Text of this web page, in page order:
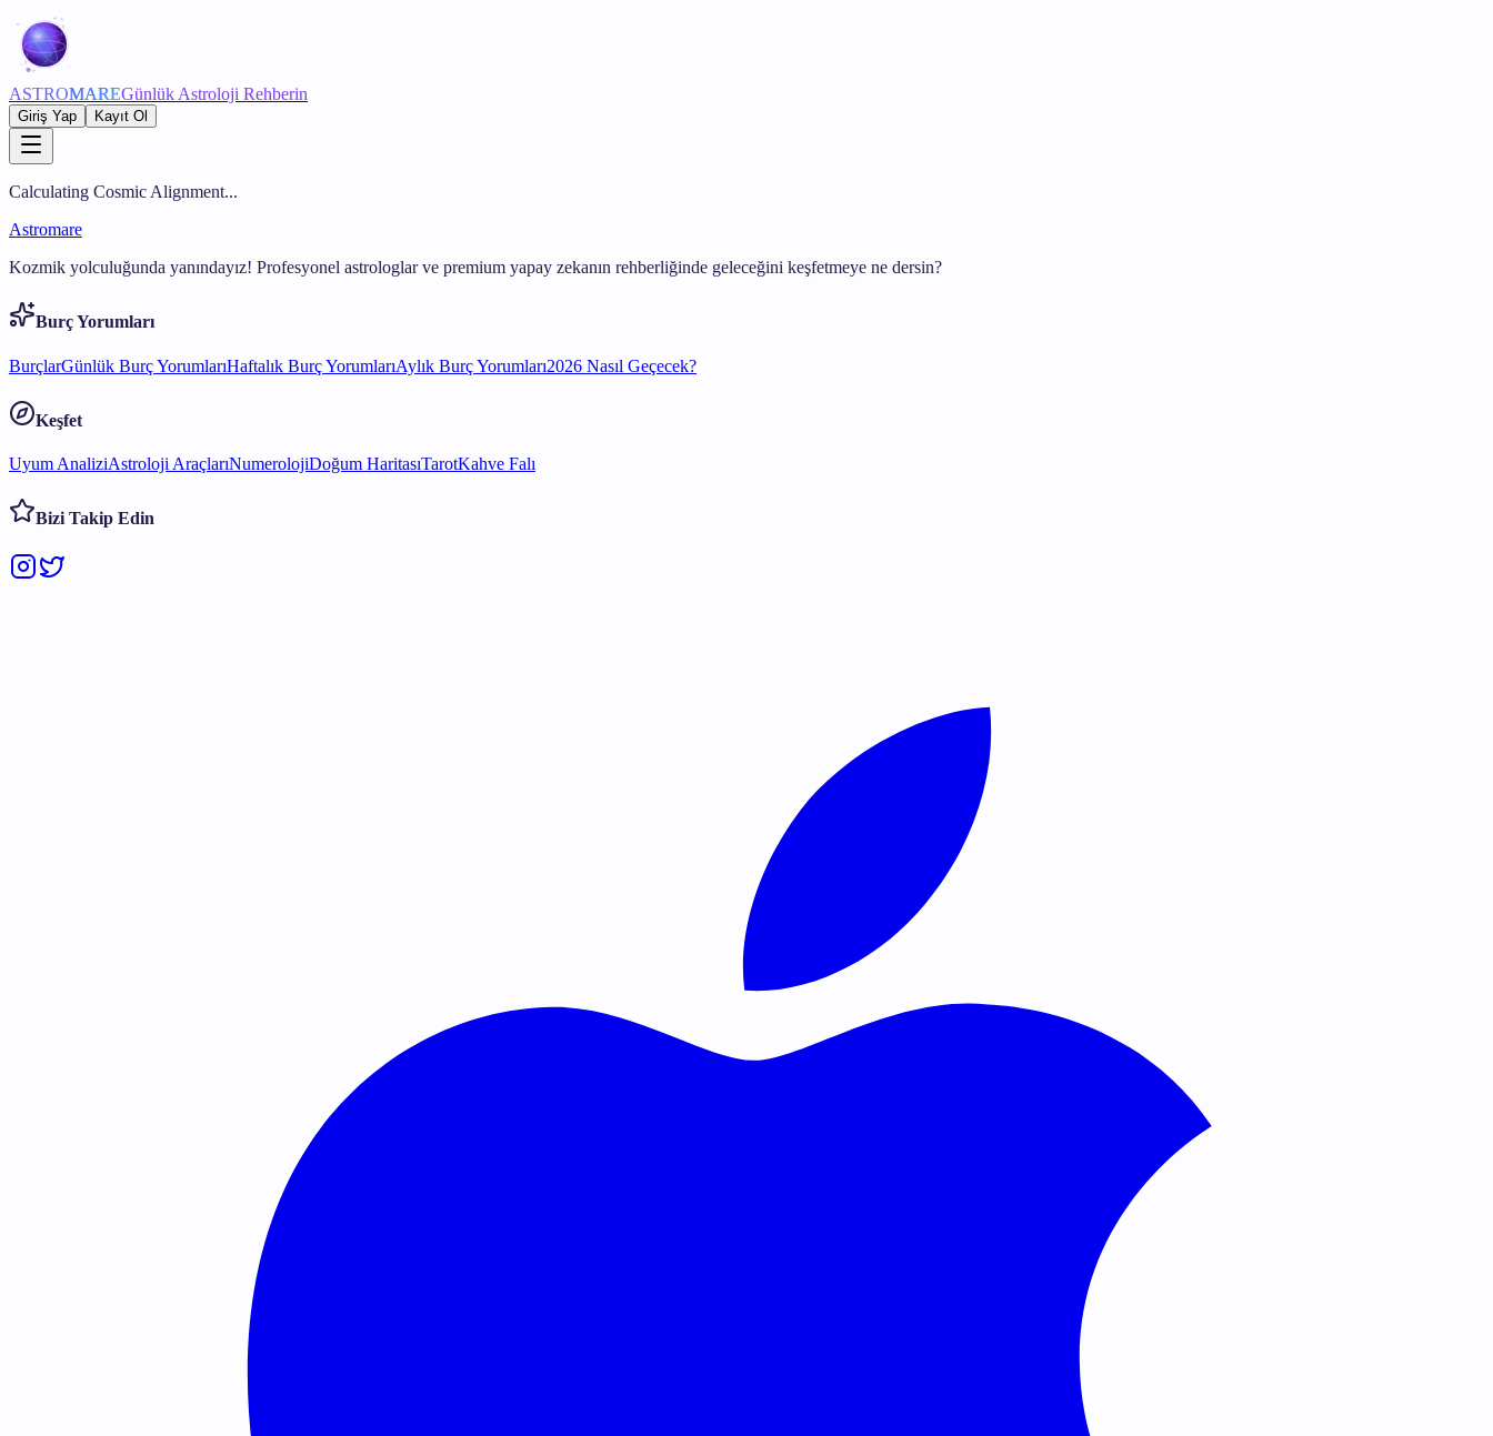
ASTROMAREGünlük Astroloji Rehberin
Giriş Yap Kayıt Ol
Calculating Cosmic Alignment...
Astromare
Kozmik yolculuğunda yanındayız! Profesyonel astrologlar ve premium yapay zekanın rehberliğinde geleceğini keşfetmeye ne dersin?
Burç Yorumları
BurçlarGünlük Burç YorumlarıHaftalık Burç YorumlarıAylık Burç Yorumları2026 Nasıl Geçecek?
Keşfet
Uyum AnaliziAstroloji AraçlarıNumerolojiDoğum HaritasıTarotKahve Falı
Bizi Takip Edin